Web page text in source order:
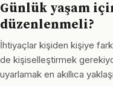
Günlük yaşam
düzenlenmeli?
İhtiyaçlar kişiden kişiye
de kişiselleştirmek
uyarlamak en akıllıca